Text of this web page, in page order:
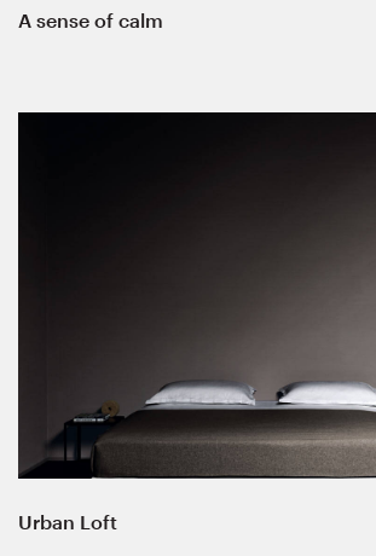
A sense of calm
Urban Loft